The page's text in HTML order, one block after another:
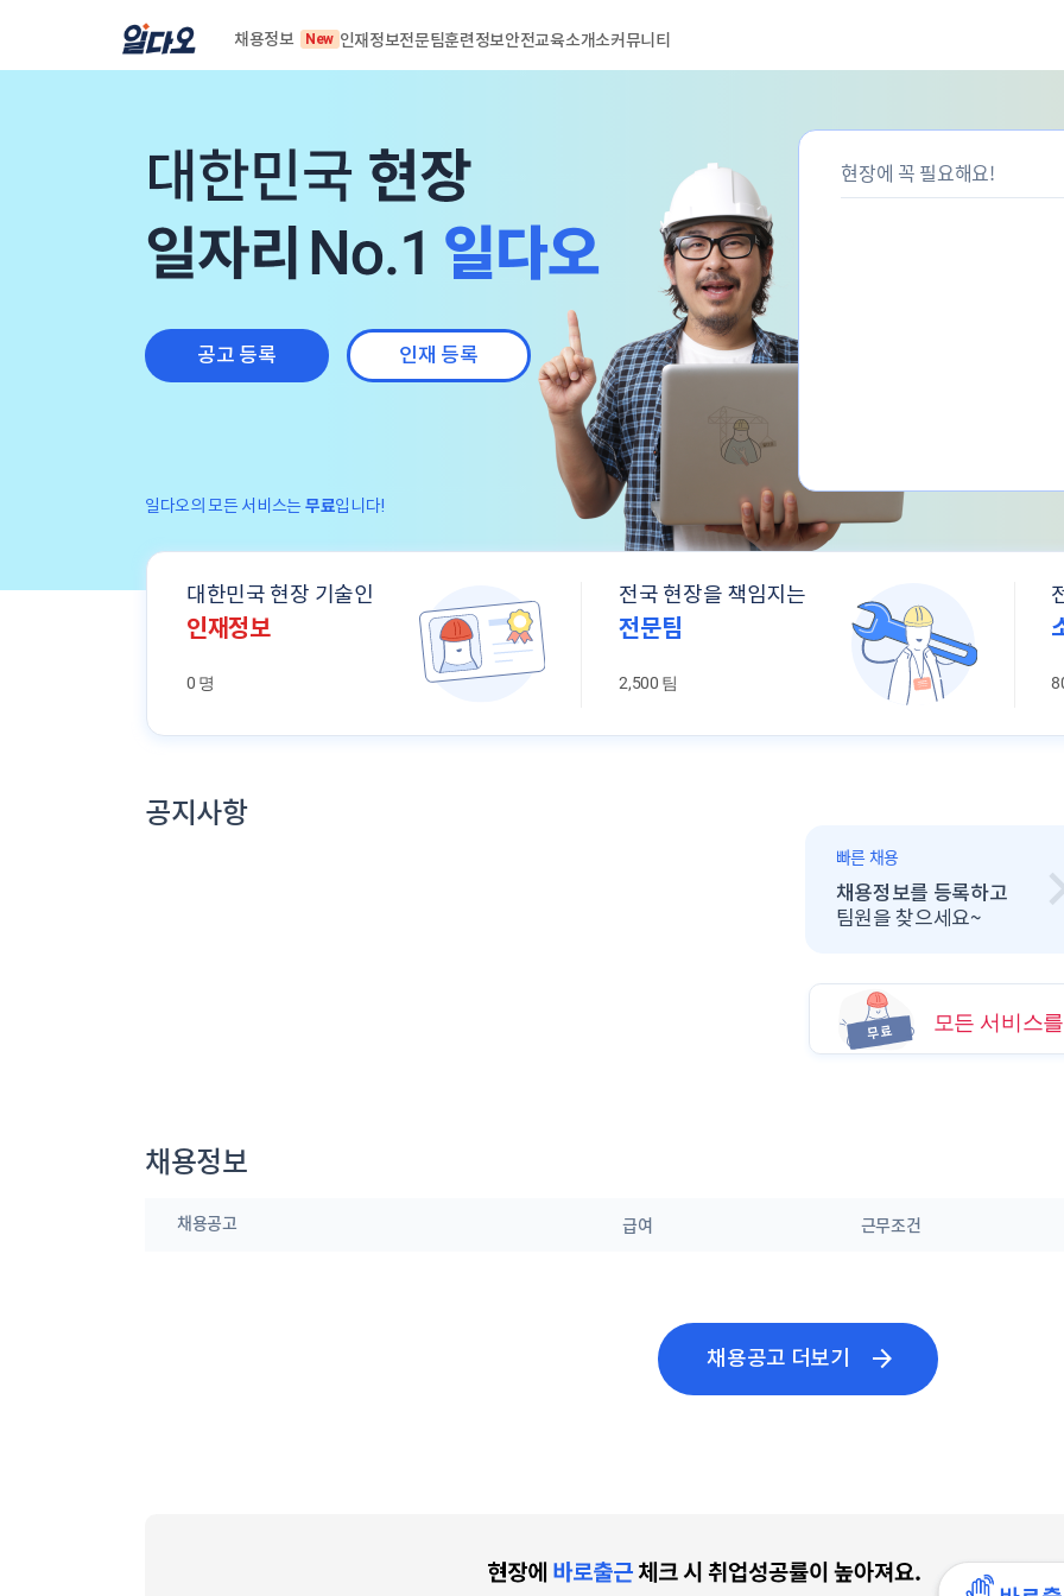
채용정보 인재정보전문팀훈련정보안전교육소개소커뮤니티
공고 등록 인재 등록
일다오의 모든 서비스는 무료입니다!
현장에 꼭 필요해요!
대한민국 현장 기술인
인재정보
0 명
전국 현장을 책임지는
전문팀
2,500 팀
공지사항
빠른 채용
채용정보를 등록하고
팀원을 찾으세요~
GOOD
좋은 일자리 빠르게
간편지원
채용정보
채용공고 급여 근무조건
채용공고 더보기 arrow_forward